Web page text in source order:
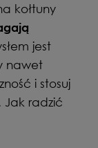
kołtuny
jest
nawet
i stosuj
Jak radzić